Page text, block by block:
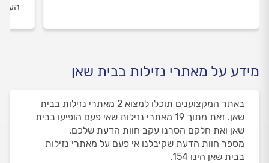
מידע על מאתרי נזילות בבית שאן
באתר המקצוענים תוכלו למצוא 2 מאתרי נזילות בבית
שאן. זאת מתוך 19 מאתרי נזילות שאי פעם הופיעו בבית
שאן ואת חלקם הסרנו עקב חוות הדעת שלכם.
מספר חוות הדעת שקיבלנו אי פעם על מאתרי נזילות
בבית שאן הינו 154.